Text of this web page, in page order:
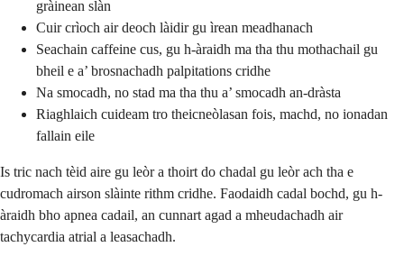
gràinean slàn
Cuir crìoch air deoch làidir gu ìrean meadhanach
Seachain caffeine cus, gu h-àraidh ma tha thu mothachail gu
bheil e a’ brosnachadh palpitations cridhe
Na smocadh, no stad ma tha thu a’ smocadh an-dràsta
Riaghlaich cuideam tro theicneòlasan fois, machd, no ionadan
fallain eile
Is tric nach tèid aire gu leòr a thoirt do chadal gu leòr ach tha e
cudromach airson slàinte rithm cridhe. Faodaidh cadal bochd, gu h-
àraidh bho apnea cadail, an cunnart agad a mheudachadh air
tachycardia atrial a leasachadh.